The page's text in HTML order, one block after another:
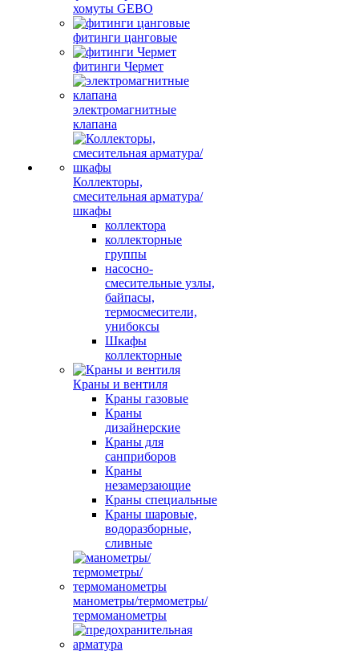
хомуты GEBO
фитинги цанговые
фитинги Чермет
электромагнитные
клапана
Коллекторы,
смесительная арматура/
шкафы
коллектора
коллекторные
группы
насосно-
смесительные узлы,
байпасы,
термосмесители,
унибоксы
Шкафы
коллекторные
Краны и вентиля
Краны газовые
Краны
дизайнерские
Краны для
санприборов
Краны
незамерзающие
Краны специальные
Краны шаровые,
водоразборные,
сливные
манометры/термометры/
термоманометры